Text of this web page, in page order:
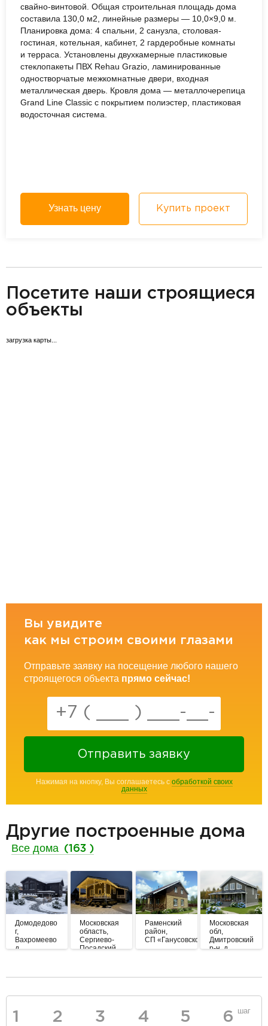
свайно-винтовой. Общая строительная площадь дома
составила 130,0 м2, линейные размеры — 10,0×9,0 м.
Планировка дома: 4 спальни, 2 санузла, столовая-
гостиная, котельная, кабинет, 2 гардеробные комнаты
и терраса. Установлены двухкамерные пластиковые
стеклопакеты ПВХ Rehau Grazio, ламинированные
одностворчатые межкомнатные двери, входная
металлическая дверь. Кровля дома — металлочерепица
Grand Line Classic с покрытием полиэстер, пластиковая
водосточная система.
Узнать цену Купить проект
Посетите наши строящиеся
объекты
загрузка карты...
Вы увидите
как мы строим своими глазами
Отправьте заявку на посещение любого нашего
строящегося объекта прямо сейчас!
Отправить заявку
Нажимая на кнопку, Вы соглашаетесь с обработкой своих
данных
Другие построенные дома
Все дома (163 )
Домодедово
г,
Вахромеево
д
Московская
область,
Сергиево-
Посадский
Раменский
район,
СП «Ганусовское»
Московская
обл,
Дмитровский
р-н, д.
1 2 3 4 5 6 шаг